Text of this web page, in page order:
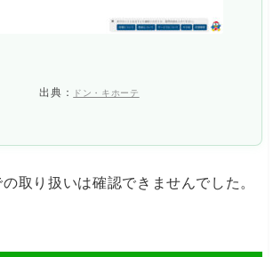
出典： ドン・キホーテ
取り扱いは確認できませんでした。